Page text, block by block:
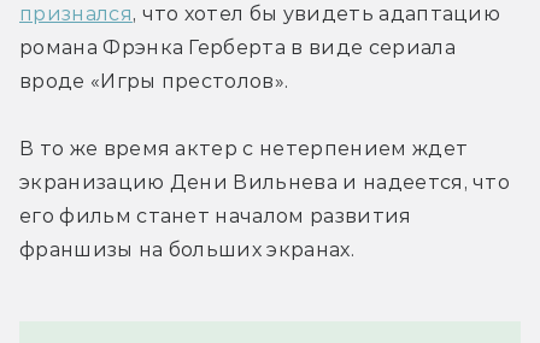
признался, что хотел бы увидеть адаптацию
романа Фрэнка Герберта в виде сериала
вроде «Игры престолов».
В то же время актер с нетерпением ждет
экранизацию Дени Вильнева и надеется, что
его фильм станет началом развития
франшизы на больших экранах.